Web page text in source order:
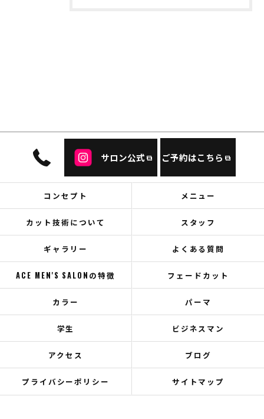
サロン公式 ご予約はこちら
コンセプト メニュー
カット技術について スタッフ
ギャラリー よくある質問
ACE MEN'S SALONの特徴 フェードカット
カラー パーマ
学生 ビジネスマン
アクセス ブログ
プライバシーポリシー サイトマップ